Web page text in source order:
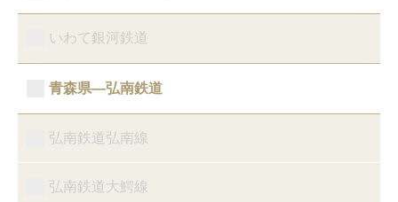
いわて銀河鉄道
青森県―弘南鉄道
弘南鉄道弘南線
弘南鉄道大鰐線